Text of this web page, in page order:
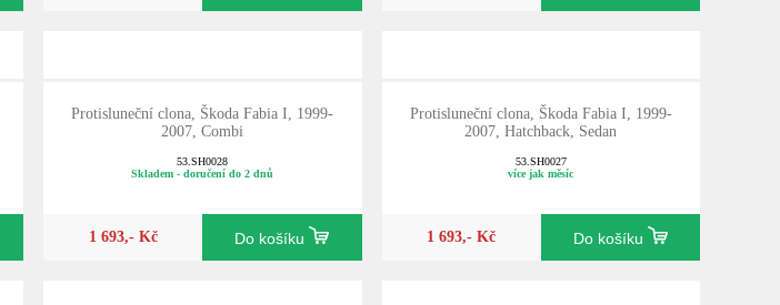
Protisluneční clona, Škoda Fabia I, 1999-
2007, Combi
53.SH0028
Skladem - doručení do 2 dnů
1 693,- Kč Do košíku
Protisluneční clona, Škoda Fabia I, 1999-
2007, Hatchback, Sedan
53.SH0027
více jak měsíc
1 693,- Kč Do košíku